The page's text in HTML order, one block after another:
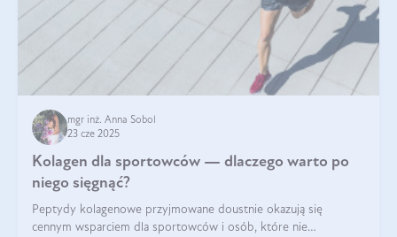
mgr inż. Anna Sobol
23 cze 2025
Kolagen dla sportowców — dlaczego warto po
niego sięgnąć?
Peptydy kolagenowe przyjmowane doustnie okazują się
cennym wsparciem dla sportowców i osób, które nie